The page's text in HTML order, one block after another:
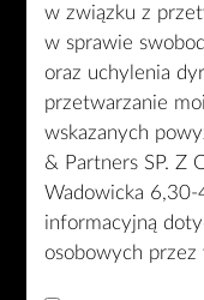
w związku z
w sprawie
oraz uchylenia
przetwarzanie
wskazanych
& Partners SP. Z
Wadowicka 6,30-
informacyjną
osobowych przez